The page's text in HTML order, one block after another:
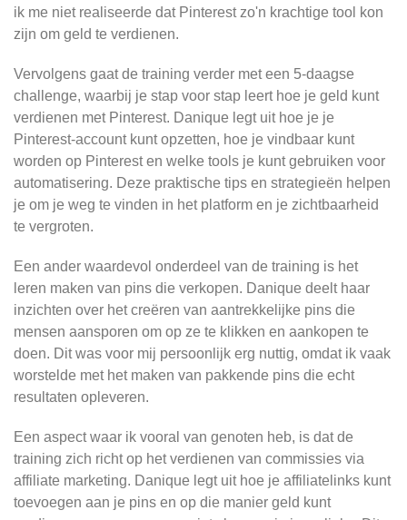
ik me niet realiseerde dat Pinterest zo'n krachtige tool kon
zijn om geld te verdienen.
Vervolgens gaat de training verder met een 5-daagse
challenge, waarbij je stap voor stap leert hoe je geld kunt
verdienen met Pinterest. Danique legt uit hoe je je
Pinterest-account kunt opzetten, hoe je vindbaar kunt
worden op Pinterest en welke tools je kunt gebruiken voor
automatisering. Deze praktische tips en strategieën helpen
je om je weg te vinden in het platform en je zichtbaarheid
te vergroten.
Een ander waardevol onderdeel van de training is het
leren maken van pins die verkopen. Danique deelt haar
inzichten over het creëren van aantrekkelijke pins die
mensen aansporen om op ze te klikken en aankopen te
doen. Dit was voor mij persoonlijk erg nuttig, omdat ik vaak
worstelde met het maken van pakkende pins die echt
resultaten opleveren.
Een aspect waar ik vooral van genoten heb, is dat de
training zich richt op het verdienen van commissies via
affiliate marketing. Danique legt uit hoe je affiliatelinks kunt
toevoegen aan je pins en op die manier geld kunt